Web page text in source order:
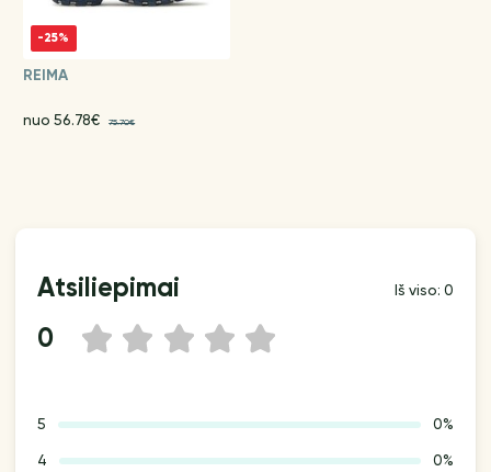
-25%
REIMA
nuo 56.78€ 75.70€
Atsiliepimai Iš viso: 0
0 5
4
3
2
1
5 0%
4 0%